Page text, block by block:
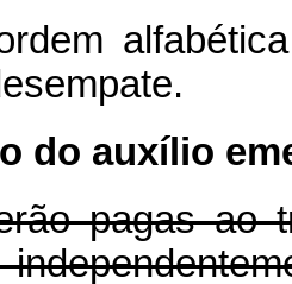
do auxílio
pagas ao